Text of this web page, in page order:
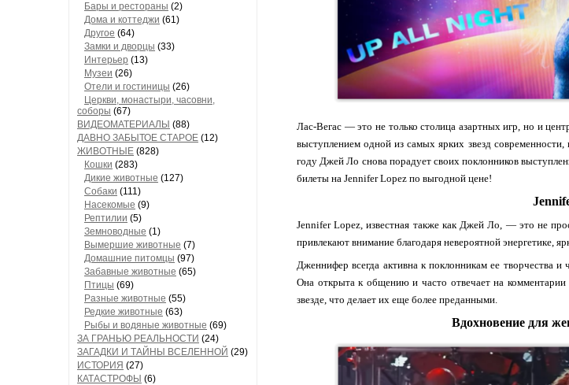
Бары и рестораны (2)
Дома и коттеджи (61)
Другое (64)
Замки и дворцы (33)
Интерьер (13)
Музеи (26)
Отели и гостиницы (26)
Церкви, монастыри, часовни,
соборы (67)
ВИДЕОМАТЕРИАЛЫ (88)
ДАВНО ЗАБЫТОЕ СТАРОЕ (12)
ЖИВОТНЫЕ (828)
Кошки (283)
Дикие животные (127)
Собаки (111)
Насекомые (9)
Рептилии (5)
Земноводные (1)
Вымершие животные (7)
Домашние питомцы (97)
Забавные животные (65)
Птицы (69)
Разные животные (55)
Редкие животные (63)
Рыбы и водяные животные (69)
ЗА ГРАНЬЮ РЕАЛЬНОСТИ (24)
ЗАГАДКИ И ТАЙНЫ ВСЕЛЕННОЙ (29)
ИСТОРИЯ (27)
КАТАСТРОФЫ (6)
Лас-Вегас — это не только столица азартных игр, но и
выступлением одной из самых ярких звезд
году Джей Ло снова порадует своих поклонников
билеты на Jennifer Lopez по выгодной цене!
Jennifer Lopez, известная также как Джей Ло, — это не
привлекают внимание благодаря невероятной энергетике,
Дженнифер всегда активна к поклонникам ее творчества
Она открыта к общению и часто отвечает на
звезде, что делает их еще более преданными.
Вдохновение для